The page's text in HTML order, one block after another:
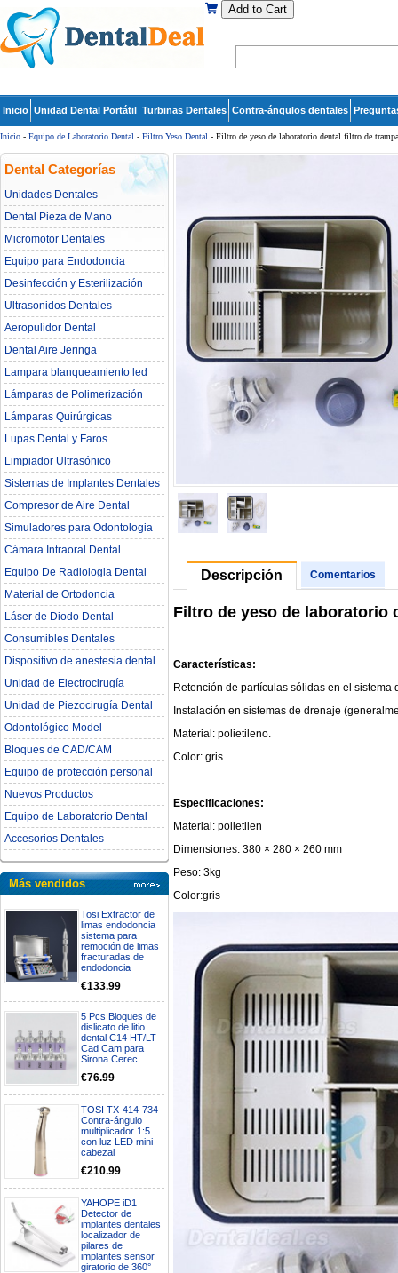
Add to Cart
Inicio Unidad Dental Portátil Turbinas Dentales Contra-ángulos dentales
Inicio - Equipo de Laboratorio Dental - Filtro Yeso Dental - Filtro de yeso de laboratorio dental filtro de
Dental Categorías
Unidades Dentales
Dental Pieza de Mano
Micromotor Dentales
Equipo para Endodoncia
Desinfección y Esterilización
Ultrasonidos Dentales
Aeropulidor Dental
Dental Aire Jeringa
Lampara blanqueamiento led
dental
Lámparas de Polimerización
Lámparas Quirúrgicas
Lupas Dental y Faros
Limpiador Ultrasónico
Sistemas de Implantes Dentales
Compresor de Aire Dental
Simuladores para Odontologia
Cámara Intraoral Dental
Equipo De Radiologia Dental‎
Material de Ortodoncia
Láser de Diodo Dental
Consumibles Dentales
Dispositivo de anestesia dental
Unidad de Electrocirugía
Unidad de Piezocirugía Dental
Odontológico Model
Bloques de CAD/CAM
Equipo de protección personal
Nuevos Productos
Equipo de Laboratorio Dental
Accesorios Dentales
Más vendidos
Tosi Extractor de
limas endodoncia
sistema para
remoción de limas
fracturadas de
endodoncia
€133.99
5 Pcs Bloques de
dislicato de litio
dental C14 HT/LT
Cad Cam para
Sirona Cerec
€76.99
TOSI TX-414-734
Contra-ángulo
multiplicador 1:5
con luz LED mini
cabezal
€210.99
YAHOPE iD1
Detector de
implantes dentales
localizador de
pilares de
implantes sensor
giratorio de 360°
Descripción Comentarios
Filtro de yeso de laboratorio
Características:
Retención de partículas sólidas en el sistema
Instalación en sistemas de drenaje
Material: polietileno.
Color: gris.
Especificaciones:
Material: polietilen
Dimensiones: 380 × 280 × 260 mm
Peso: 3kg
Color:gris